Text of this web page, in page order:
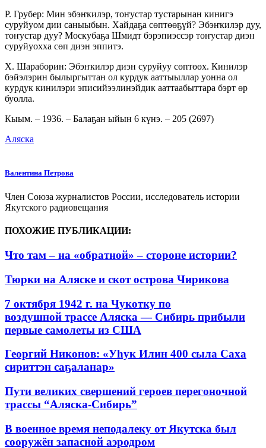
Р. Грубер: Мин эбэҥкилэр, тоҥустар тус­тарынан кинигэ
суруйуом дии саныыбын. Хай­даҕа сөптөөҕүй? Эбэҥкилэр дуу,
тоҥустар дуу? Москубаҕа Шмидт бэрэпиэссэр тоҥустар диэн
суруйуохха сөп диэн эппитэ.
Х. Шараборин: Эбэҥкилэр диэн суруйуу сөптөөх. Кинилэр
бэйэлэрин былыргыттан ол курдук ааттыыллар уонна ол
курдук кинилэри эписийээлинэйдик ааттаабыттара бэрт өр
буолла.
Кыым. – 1936. – Балаҕан ыйын 6 күнэ. – 205 (2697)
Аляска
Валентина Петрова
Член Союза журналистов России, исследователь истории
Якутского радиовещания
ПОХОЖИЕ ПУБЛИКАЦИИ:
Что там – на «обратной» – стороне истории?
Тюрки на Аляске и скот острова Чирикова
7 октября 1942 г. на Чукотку по
воздушной трассе Аляска — Сибирь прибыли
первые самолеты из США
Георгий Никонов: «Уһук Илин 400 сыла Саха
сириттэн саҕаланар»
Пути великих свершений героев перегоночной
трассы “Аляска-Сибирь”
В военное время неподалеку от Якутска был
сооружён запасной аэродром